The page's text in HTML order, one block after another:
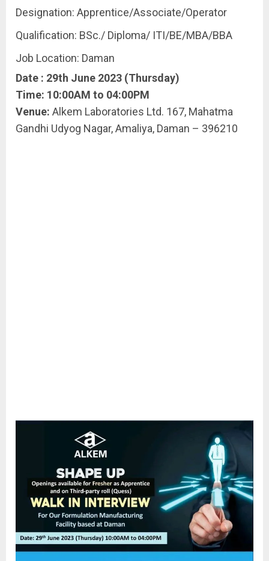
Designation: Apprentice/Associate/Operator
Qualification: BSc./ Diploma/ ITI/BE/MBA/BBA
Job Location: Daman
Date : 29th June 2023 (Thursday)
Time: 10:00AM to 04:00PM
Venue: Alkem Laboratories Ltd. 167, Mahatma
Gandhi Udyog Nagar, Amaliya, Daman – 396210